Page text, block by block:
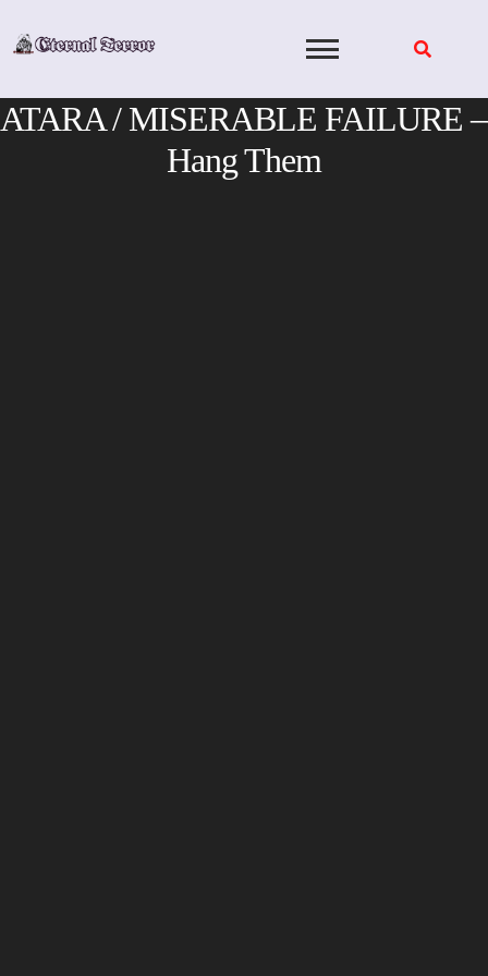
ATARA / MISERABLE FAILURE –
Hang Them